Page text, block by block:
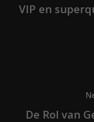
VIP en
De Rol van